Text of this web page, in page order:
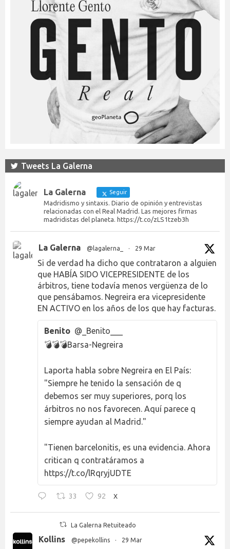
Tweets La Galerna
La Galerna Seguir
Madridismo y sintaxis. Diario de opinión y entrevistas
relacionadas con el Real Madrid. Las mejores firmas
madridistas del planeta. https://t.co/zLS1tzeb3h
La Galerna @lagalerna_ · 29 Mar
Si de verdad ha dicho que contrataron a alguien
que HABÍA SIDO VICEPRESIDENTE de los
árbitros, tiene todavía menos vergüenza de lo
que pensábamos. Negreira era vicepresidente
EN ACTIVO en los años de los que hay facturas.
Benito @_Benito___
💣💣💣Barsa-Negreira
Laporta habla sobre Negreira en El País:
"Siempre he tenido la sensación de q
debemos ser muy superiores, porq los
árbitros no nos favorecen. Aquí parece q
siempre ayudan al Madrid."
"Tienen barcelonitis, es una evidencia. Ahora
critican q contratáramos a
https://t.co/lRqryjUDTE
33 92 X
La Galerna Retuiteado
Kollins @pepekollins · 29 Mar